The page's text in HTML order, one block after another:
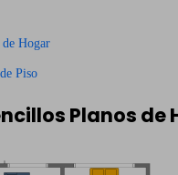
Piso
Planos de